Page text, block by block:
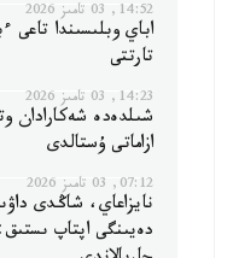
14:52, 03 تامىز 2026
اباي وبلىسىندا
تارتتى
14:23, 03 تامىز 2026
ازاماتى ۇستالدى
07:12, 03 تامىز 2026